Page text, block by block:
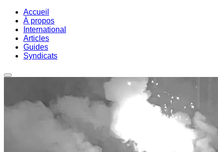
Accueil
À propos
International
Articles
Guides
Syndicats